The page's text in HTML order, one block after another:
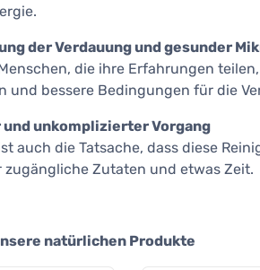
der Verdauung und gesunder
die ihre Erfahrungen
und bessere Bedingungen für die
unkomplizierter Vorgang
auch die Tatsache, dass diese
zugängliche Zutaten und etwas Zeit.
natürlichen Produkte